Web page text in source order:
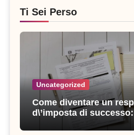
Ti Sei Perso
Uncategorized
Come diventare un
d\’imposta di
strategie vincenti